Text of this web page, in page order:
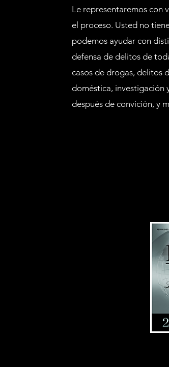
Le representaremos con
el proceso. Usted no
podemos ayudar con
defensa de delitos de
casos de drogas, delitos
doméstica, investigación
después de convición, y